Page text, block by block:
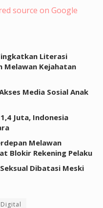
source on Google
Literasi
Melawan Kejahatan
Media Sosial Anak
Juta, Indonesia
Melawan
Blokir Rekening Pelaku
Dibatasi Meski